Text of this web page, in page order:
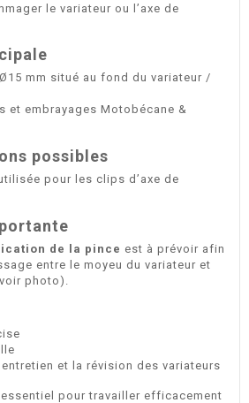
le variateur ou l’axe de
mm situé au fond du variateur /
et embrayages Motobécane &
possibles
pour les clips d’axe de
de la pince est à prévoir afin
entre le moyeu du variateur et
photo).
et la révision des variateurs
pour travailler efficacement